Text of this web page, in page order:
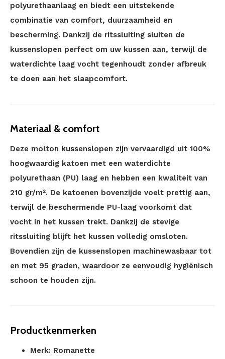
polyurethaanlaag en biedt een uitstekende
combinatie van comfort, duurzaamheid en
bescherming. Dankzij de ritssluiting sluiten de
kussenslopen perfect om uw kussen aan, terwijl de
waterdichte laag vocht tegenhoudt zonder afbreuk
te doen aan het slaapcomfort.
Materiaal & comfort
Deze molton kussenslopen zijn vervaardigd uit 100%
hoogwaardig katoen met een waterdichte
polyurethaan (PU) laag en hebben een kwaliteit van
210 gr/m². De katoenen bovenzijde voelt prettig aan,
terwijl de beschermende PU-laag voorkomt dat
vocht in het kussen trekt. Dankzij de stevige
ritssluiting blijft het kussen volledig omsloten.
Bovendien zijn de kussenslopen machinewasbaar tot
en met 95 graden, waardoor ze eenvoudig hygiënisch
schoon te houden zijn.
Productkenmerken
Merk: Romanette